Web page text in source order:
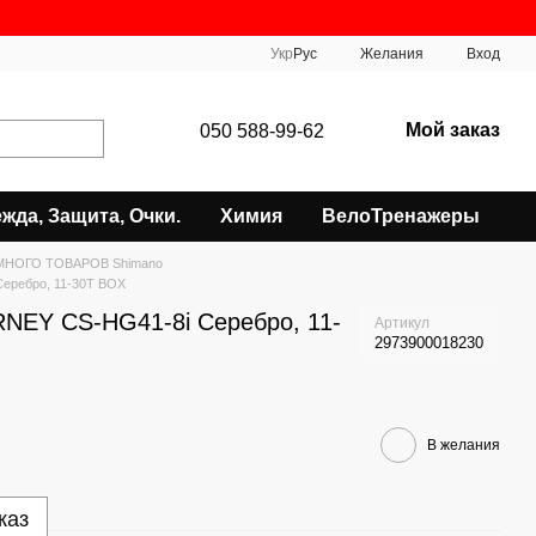
Укр Рус Желания Вход
050 588-99-62 Мой заказ
Защита, Очки. Химия ВелоТренажеры
ТОВАРОВ Shimano
11-30T BOX
CS-HG41-8i Серебро, 11-
Артикул
2973900018230
В желания